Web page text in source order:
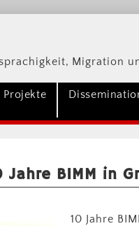
Migration
Projekte
Jahre BIMM in
10 Jahre